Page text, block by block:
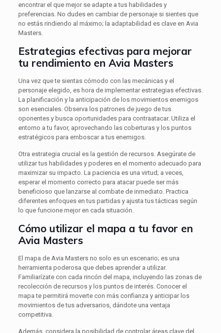
encontrar el que mejor se adapte a tus habilidades y
preferencias. No dudes en cambiar de personaje si sientes que
no estás rindiendo al máximo; la adaptabilidad es clave en Avia
Masters.
Estrategias efectivas para mejorar
tu rendimiento en Avia Masters
Una vez que te sientas cómodo con las mecánicas y el
personaje elegido, es hora de implementar estrategias efectivas.
La planificación y la anticipación de los movimientos enemigos
son esenciales. Observa los patrones de juego de tus
oponentes y busca oportunidades para contraatacar. Utiliza el
entorno a tu favor, aprovechando las coberturas y los puntos
estratégicos para emboscar a tus enemigos.
Otra estrategia crucial es la gestión de recursos. Asegúrate de
utilizar tus habilidades y poderes en el momento adecuado para
maximizar su impacto. La paciencia es una virtud; a veces,
esperar el momento correcto para atacar puede ser más
beneficioso que lanzarse al combate de inmediato. Practica
diferentes enfoques en tus partidas y ajusta tus tácticas según
lo que funcione mejor en cada situación.
Cómo utilizar el mapa a tu favor en
Avia Masters
El mapa de Avia Masters no solo es un escenario; es una
herramienta poderosa que debes aprender a utilizar.
Familiarízate con cada rincón del mapa, incluyendo las zonas de
recolección de recursos y los puntos de interés. Conocer el
mapa te permitirá moverte con más confianza y anticipar los
movimientos de tus adversarios, dándote una ventaja
competitiva.
Además, considera la posibilidad de controlar áreas clave del